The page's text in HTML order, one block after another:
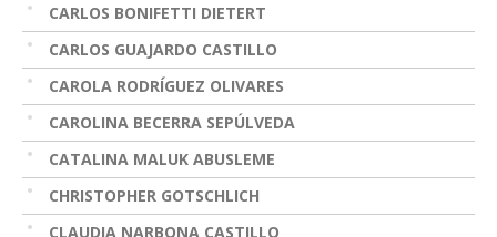
CARLOS BONIFETTI DIETERT
CARLOS GUAJARDO CASTILLO
CAROLA RODRÍGUEZ OLIVARES
CAROLINA BECERRA SEPÚLVEDA
CATALINA MALUK ABUSLEME
CHRISTOPHER GOTSCHLICH
CLAUDIA NARBONA CASTILLO